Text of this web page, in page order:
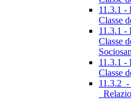
11.3.1 -
Classe
11.3.1 -
Classe
11.3.1 -
Classe